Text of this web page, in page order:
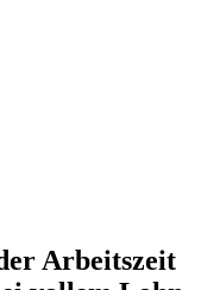
Arbeitszeit